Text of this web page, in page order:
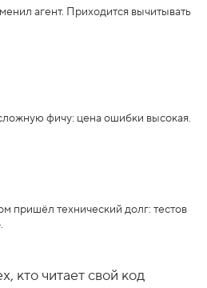
агент. Приходится вычитывать
фичу: цена ошибки высокая.
пришёл технический долг: тестов
кто читает свой код